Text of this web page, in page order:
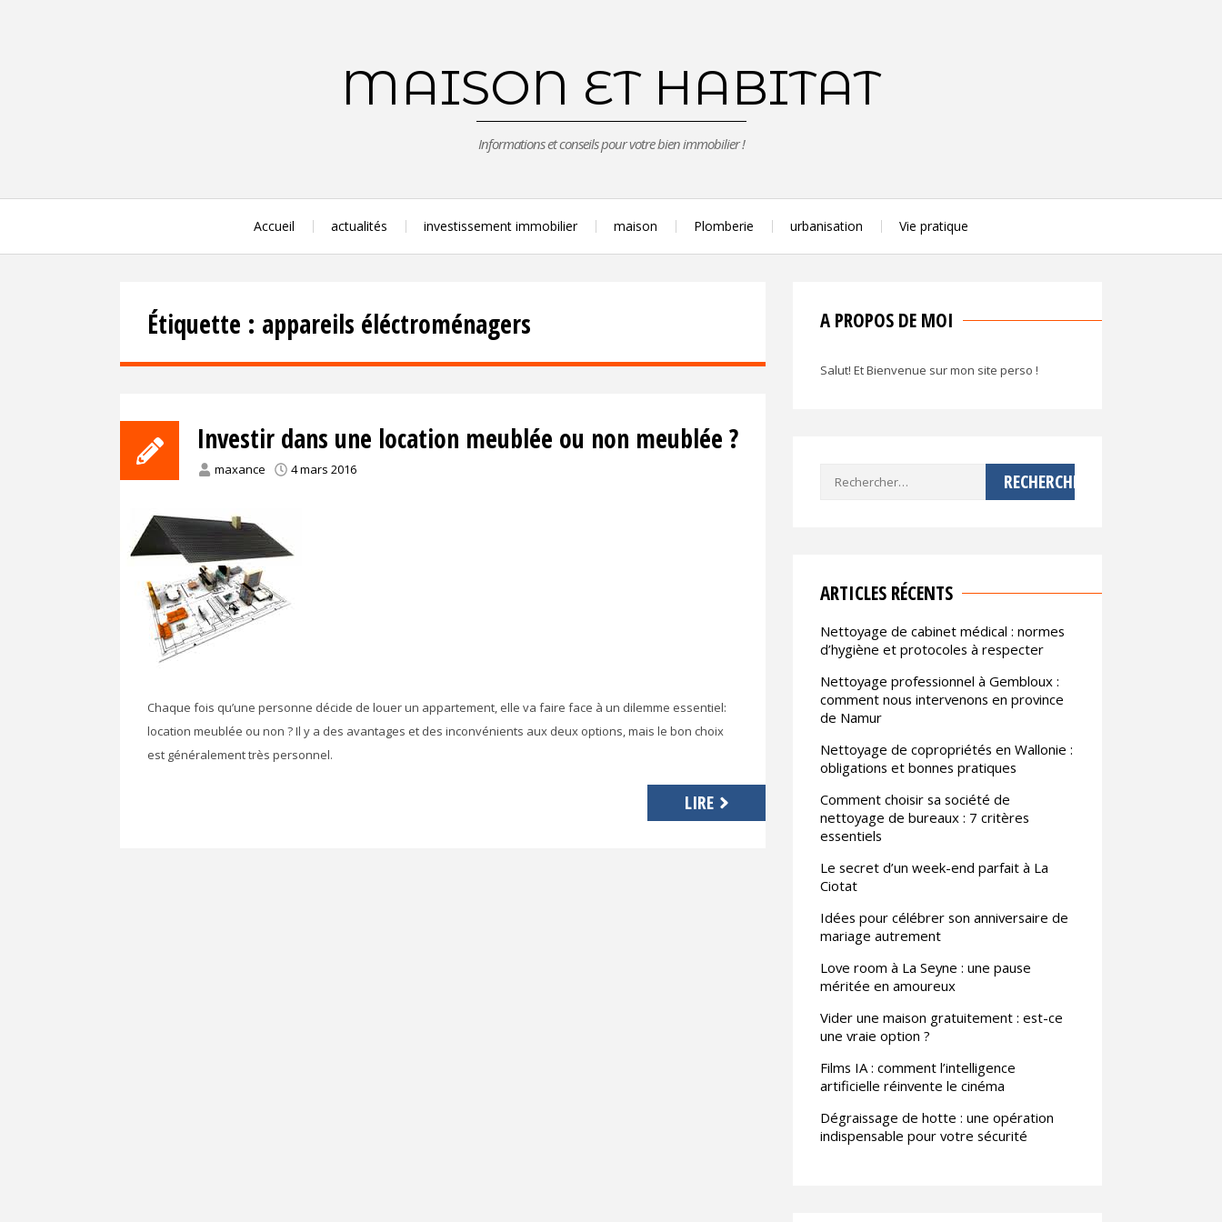
MAISON ET HABITAT
Informations et conseils pour votre bien immobilier !
Accueil actualités investissement immobilier maison Plomberie urbanisation Vie pratique
Étiquette : appareils éléctroménagers
Investir dans une location meublée ou non meublée ?
maxance 4 mars 2016
Chaque fois qu’une personne décide de louer un appartement, elle va faire face à un dilemme essentiel:
location meublée ou non ? Il y a des avantages et des inconvénients aux deux options, mais le bon choix
est généralement très personnel.
LIRE
A PROPOS DE MOI
Salut! Et Bienvenue sur mon site perso !
Rechercher :
ARTICLES RÉCENTS
Nettoyage de cabinet médical : normes
d’hygiène et protocoles à respecter
Nettoyage professionnel à Gembloux :
comment nous intervenons en province
de Namur
Nettoyage de copropriétés en Wallonie :
obligations et bonnes pratiques
Comment choisir sa société de
nettoyage de bureaux : 7 critères
essentiels
Le secret d’un week-end parfait à La
Ciotat
Idées pour célébrer son anniversaire de
mariage autrement
Love room à La Seyne : une pause
méritée en amoureux
Vider une maison gratuitement : est-ce
une vraie option ?
Films IA : comment l’intelligence
artificielle réinvente le cinéma
Dégraissage de hotte : une opération
indispensable pour votre sécurité